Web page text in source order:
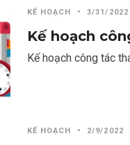
KẾ HOẠCH • 3/31/2022
Kế hoạch
Kế hoạch công tác
KẾ HOẠCH • 2/9/2022